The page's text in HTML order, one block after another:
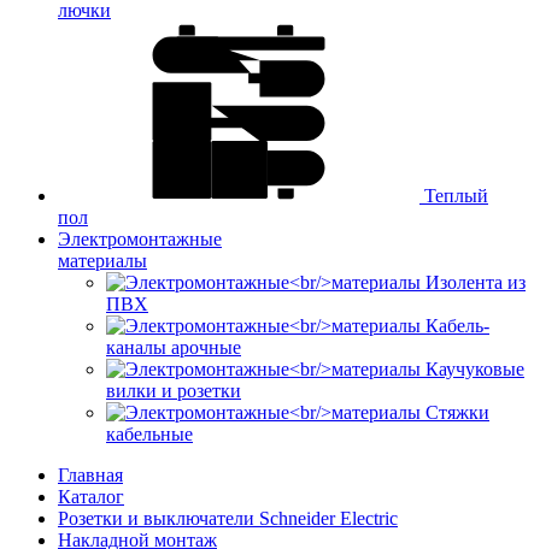
лючки
Теплый
пол
Электромонтажные
материалы
Изолента из
ПВХ
Кабель-
каналы арочные
Каучуковые
вилки и розетки
Стяжки
кабельные
Главная
Каталог
Розетки и выключатели Schneider Electric
Накладной монтаж